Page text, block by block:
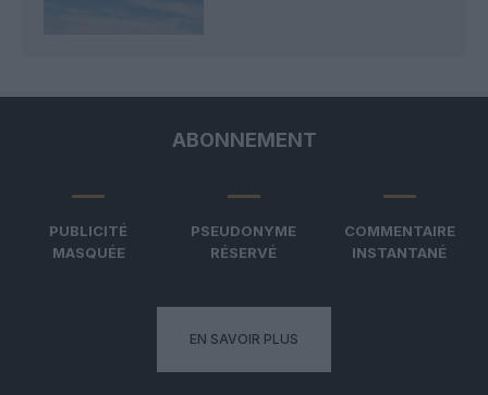
ABONNEMENT
PUBLICITÉ
MASQUÉE
PSEUDONYME
RÉSERVÉ
COMMENTAIRE
INSTANTANÉ
EN SAVOIR PLUS